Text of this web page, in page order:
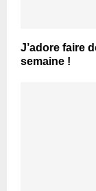
J’adore faire
semaine !